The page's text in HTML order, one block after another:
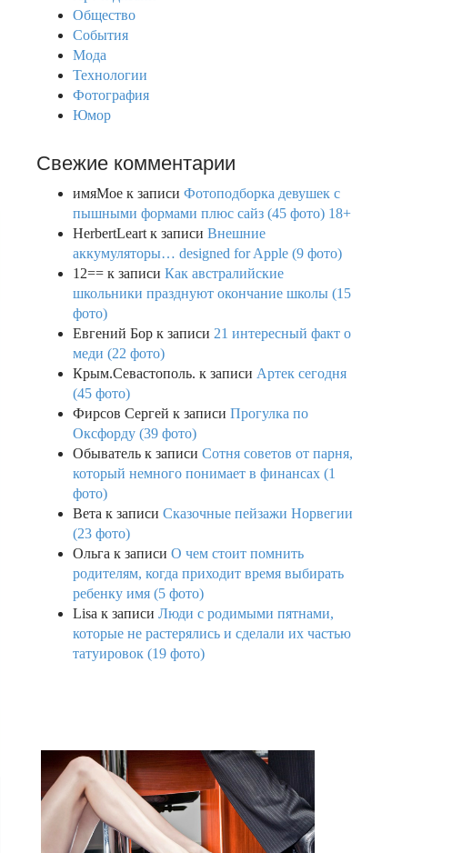
Общество
События
Мода
Технологии
Фотография
Юмор
Свежие комментарии
имяМое к записи Фотоподборка девушек с
пышными формами плюс сайз (45 фото) 18+
HerbertLeart к записи Внешние
аккумуляторы… designed for Apple (9 фото)
12== к записи Как австралийские
школьники празднуют окончание школы (15
фото)
Евгений Бор к записи 21 интересный факт о
меди (22 фото)
Крым.Севастополь. к записи Артек сегодня
(45 фото)
Фирсов Сергей к записи Прогулка по
Оксфорду (39 фото)
Обыватель к записи Сотня советов от парня,
который немного понимает в финансах (1
фото)
Вета к записи Сказочные пейзажи Норвегии
(23 фото)
Ольга к записи О чем стоит помнить
родителям, когда приходит время выбирать
ребенку имя (5 фото)
Lisa к записи Люди с родимыми пятнами,
которые не растерялись и сделали их частью
татуировок (19 фото)